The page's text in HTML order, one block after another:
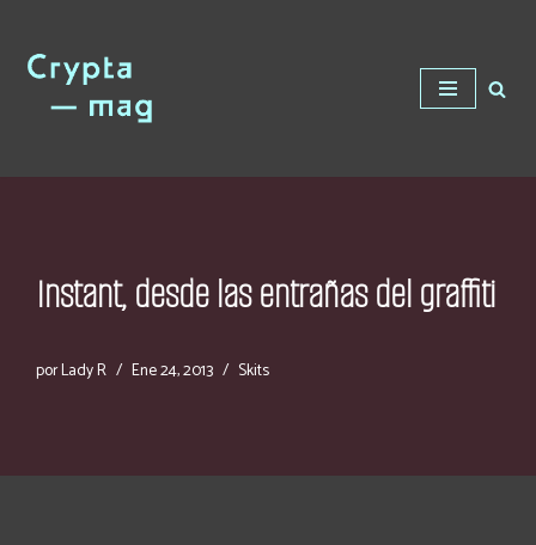
Saltar
contenido
Instant, desde las entrañas del graffiti
porLady R Ene 24, 2013 Skits